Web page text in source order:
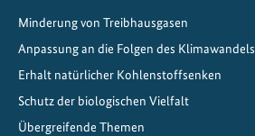
Minderung von Treibhausgasen
Anpassung an die Folgen des Klimawandels
Erhalt natürlicher Kohlenstoffsenken
Schutz der biologischen Vielfalt
Übergreifende Themen